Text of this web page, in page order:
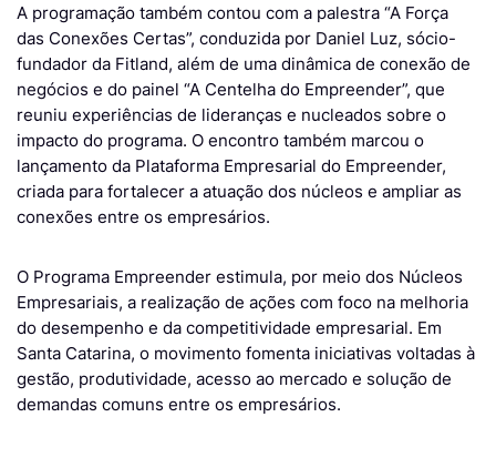
A programação também contou com a palestra “A Força
das Conexões Certas”, conduzida por Daniel Luz, sócio-
fundador da Fitland, além de uma dinâmica de conexão de
negócios e do painel “A Centelha do Empreender”, que
reuniu experiências de lideranças e nucleados sobre o
impacto do programa. O encontro também marcou o
lançamento da Plataforma Empresarial do Empreender,
criada para fortalecer a atuação dos núcleos e ampliar as
conexões entre os empresários.
O Programa Empreender estimula, por meio dos Núcleos
Empresariais, a realização de ações com foco na melhoria
do desempenho e da competitividade empresarial. Em
Santa Catarina, o movimento fomenta iniciativas voltadas à
gestão, produtividade, acesso ao mercado e solução de
demandas comuns entre os empresários.